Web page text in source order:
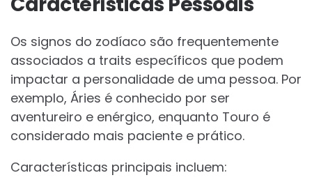
Os signos do zodíaco são frequentemente
associados a traits específicos que podem
impactar a personalidade de uma pessoa. Por
exemplo, Áries é conhecido por ser
aventureiro e enérgico, enquanto Touro é
considerado mais paciente e prático.
Características principais incluem: